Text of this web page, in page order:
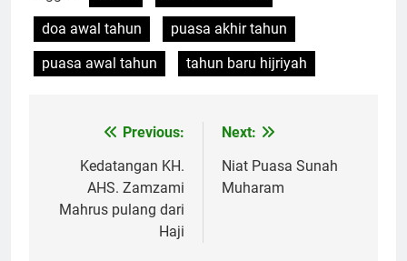
doa awal tahun
puasa akhir tahun
puasa awal tahun
tahun baru hijriyah
Navigasi
pos
Previous:
Kedatangan KH.
AHS. Zamzami
Mahrus pulang dari
Haji
Next:
Niat Puasa Sunah
Muharam